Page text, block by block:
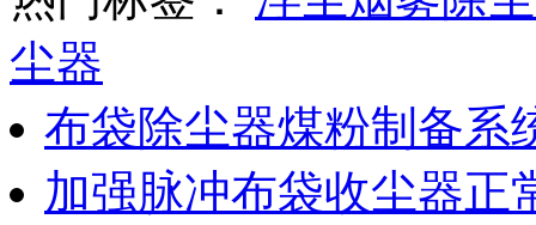
尘器
布袋除尘器煤粉制备系
加强脉冲布袋收尘器正